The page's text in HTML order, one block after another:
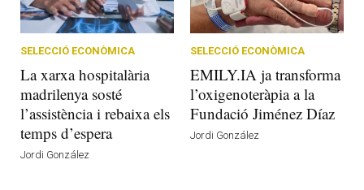
SELECCIÓ ECONÒMICA
La xarxa hospitalària
madrilenya sosté
l’assistència i rebaixa els
temps d’espera
Jordi González
SELECCIÓ ECONÒMICA
EMILY.IA ja transforma
l’oxigenoteràpia a la
Fundació Jiménez Díaz
Jordi González